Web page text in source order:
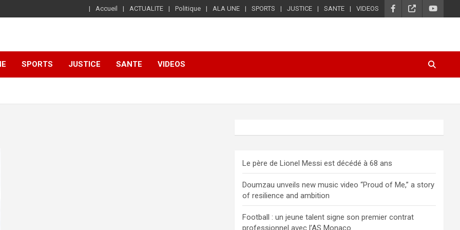
Accueil ACTUALITE Politique ALA UNE SPORTS JUSTICE SANTE VIDEOS
SPORTS JUSTICE SANTE VIDEOS
Le père de Lionel Messi est décédé à 68 ans
Doumzau unveils new music video “Proud of Me,” a story
of resilience and ambition
Football : un jeune talent signe son premier contrat
professionnel avec l’AS Monaco